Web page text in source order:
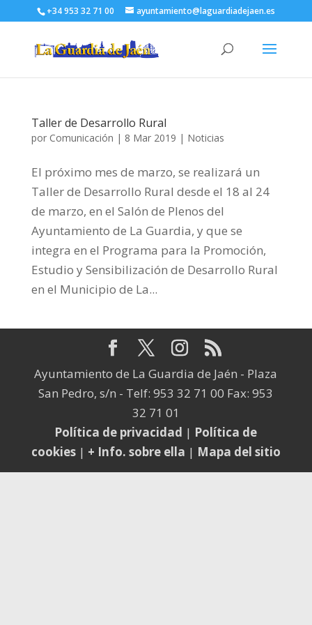
+34 953 32 71 00 ayuntamiento@laguardiadejaen.es
Taller de Desarrollo Rural
por Comunicación | 8 Mar 2019 | Noticias
El próximo mes de marzo, se realizará un
Taller de Desarrollo Rural desde el 18 al 24
de marzo, en el Salón de Plenos del
Ayuntamiento de La Guardia, y que se
integra en el Programa para la Promoción,
Estudio y Sensibilización de Desarrollo Rural
en el Municipio de La...
Ayuntamiento de La Guardia de Jaén - Plaza
San Pedro, s/n - Telf: 953 32 71 00 Fax: 953
32 71 01
Política de privacidad | Política de
cookies| + Info. sobre ella | Mapa del sitio